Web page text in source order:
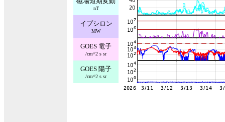
nT
イプシロン
MW
GOES 電子
/cm^2 s sr
GOES 陽子
/cm^2 s sr